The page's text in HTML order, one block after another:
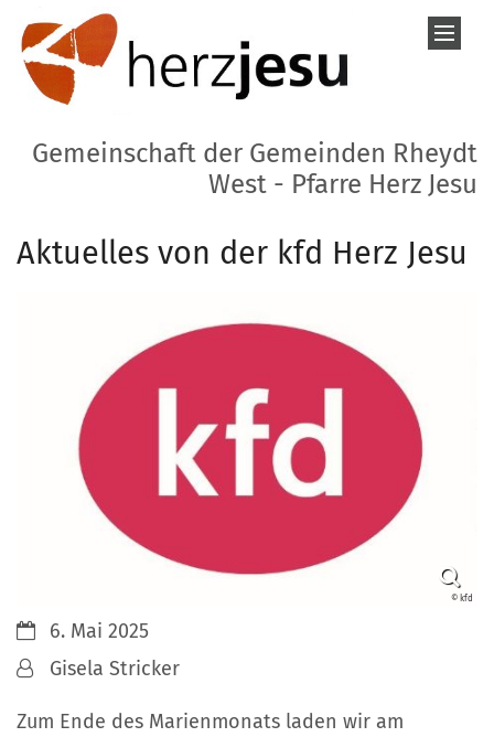
Zum Inhalt springen
Gemeinschaft der Gemeinden Rheydt
West - Pfarre Herz Jesu
Aktuelles von der kfd Herz Jesu
© kfd
Datum:6. Mai 2025
Von:Gisela Stricker
Zum Ende des Marienmonats laden wir am